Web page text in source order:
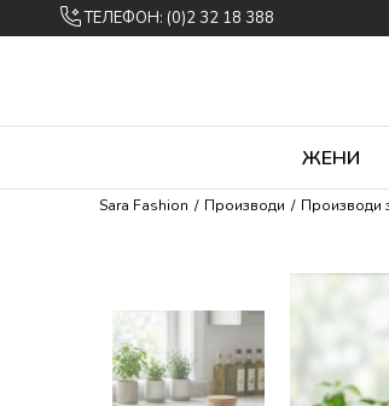
ТЕЛЕФОН: (0)2 32 18 388
ЖЕНИ
Sara Fashion Производи Производи